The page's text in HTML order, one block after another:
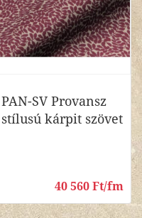
PAN-SV Provansz
stílusú kárpit szövet
40 560 Ft/fm